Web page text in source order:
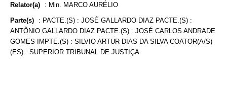
Relator(a) : Min. MARCO AURÉLIO
Parte(s) : PACTE.(S) : JOSÉ GALLARDO DIAZ PACTE.(S) :
ANTÔNIO GALLARDO DIAZ PACTE.(S) : JOSÉ CARLOS ANDRADE
GOMES IMPTE.(S) : SILVIO ARTUR DIAS DA SILVA COATOR(A/S)
(ES) : SUPERIOR TRIBUNAL DE JUSTIÇA